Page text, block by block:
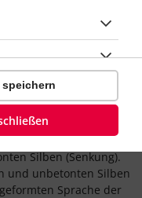
N
eine Verteilung von
Silben (Senkung).
und unbetonten Silben
Sprache der